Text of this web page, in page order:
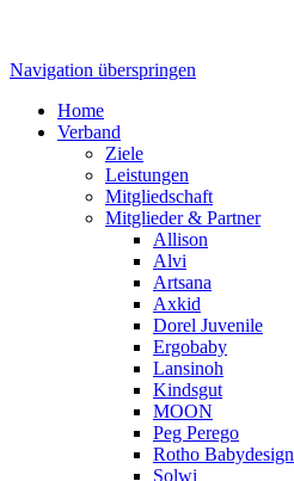
Navigation überspringen
Home
Verband
Ziele
Leistungen
Mitgliedschaft
Mitglieder & Partner
Allison
Alvi
Artsana
Axkid
Dorel Juvenile
Ergobaby
Lansinoh
Kindsgut
MOON
Peg Perego
Rotho Babydesign
Solwi